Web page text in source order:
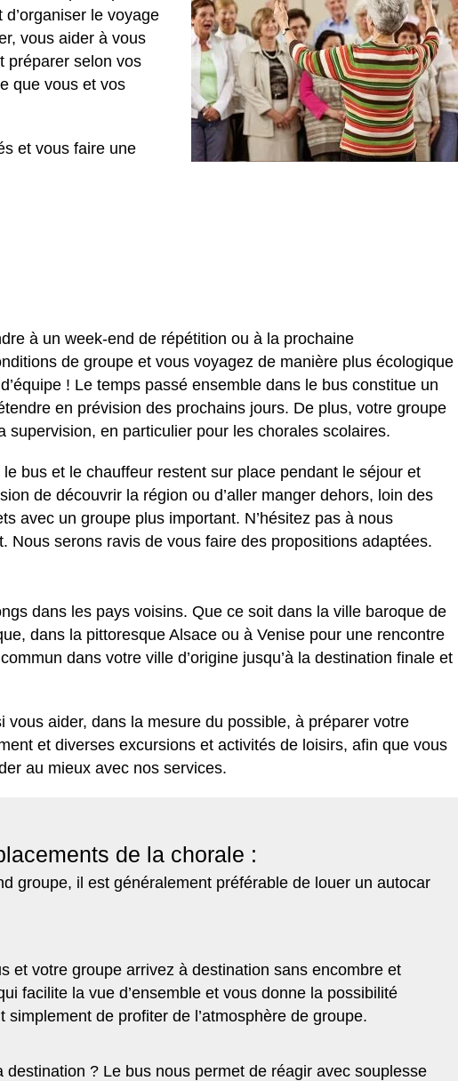
le voyage
vous aider à vous
préparer selon vos
que vous et vos
et vous faire une
à un week-end de répétition ou à la prochaine
de groupe et vous voyagez de manière plus écologique
! Le temps passé ensemble dans le bus constitue un
en prévision des prochains jours. De plus, votre groupe
en particulier pour les chorales scolaires.
bus et le chauffeur restent sur place pendant le séjour et
de découvrir la région ou d’aller manger dehors, loin des
avec un groupe plus important. N’hésitez pas à nous
Nous serons ravis de vous faire des propositions adaptées.
dans les pays voisins. Que ce soit dans la ville baroque de
dans la pittoresque Alsace ou à Venise pour une rencontre
dans votre ville d’origine jusqu’à la destination finale et
aider, dans la mesure du possible, à préparer votre
et diverses excursions et activités de loisirs, afin que vous
au mieux avec nos services.
de la chorale :
groupe, il est généralement préférable de louer un autocar
et votre groupe arrivez à destination sans encombre et
facilite la vue d’ensemble et vous donne la possibilité
de profiter de l’atmosphère de groupe.
? Le bus nous permet de réagir avec souplesse